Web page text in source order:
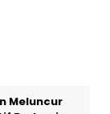
Meluncur